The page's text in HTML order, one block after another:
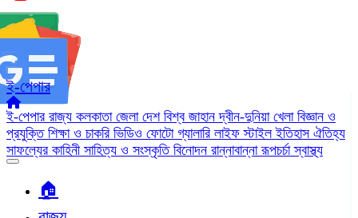
ই-পেপার
ই-পেপার রাজ্য কলকাতা জেলা দেশ বিশ্ব জাহানদ্বীন-দুনিয়া খেলা বিজ্ঞান ও
প্রযুক্তি শিক্ষা ও চাকরি ভিডিও ফোটো গ্যালারি লাইফ স্টাইলইতিহাস ঐতিহ্য
সাফল্যের কাহিনী সাহিত্য ও সংস্কৃতি বিনোদন রান্নাবান্নারূপচর্চাস্বাস্থ্য
🏠︎